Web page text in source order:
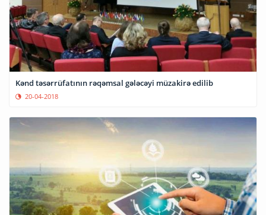
Kənd təsərrüfatının rəqəmsal gələcəyi müzakirə edilib
20-04-2018